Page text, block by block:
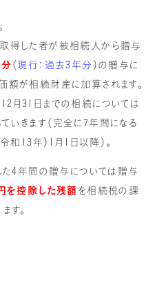
得した者が被相続人から贈与
（ 現行：過去3年分 ）の贈与に
額が相続財産に加算されます。
12月31日までの相続については
いきます（完全に7年間になる
13年）1月1日以降）。
た4年間の贈与については贈与
を控除した残額 を相続税の課
す。